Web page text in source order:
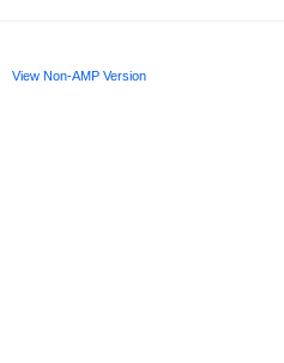
View Non-AMP Version